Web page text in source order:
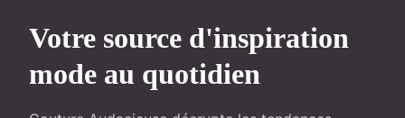
Votre source d'inspiration
mode au quotidien